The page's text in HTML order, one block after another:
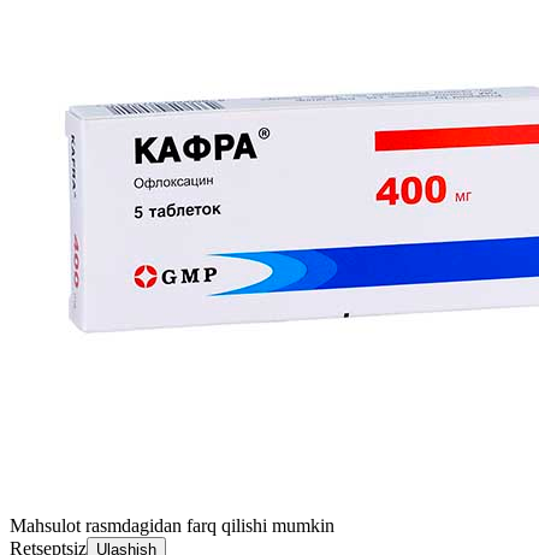
Mahsulot rasmdagidan farq qilishi mumkin
Retseptsiz Ulashish